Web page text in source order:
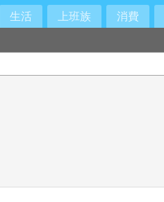
生活 上班族 消費